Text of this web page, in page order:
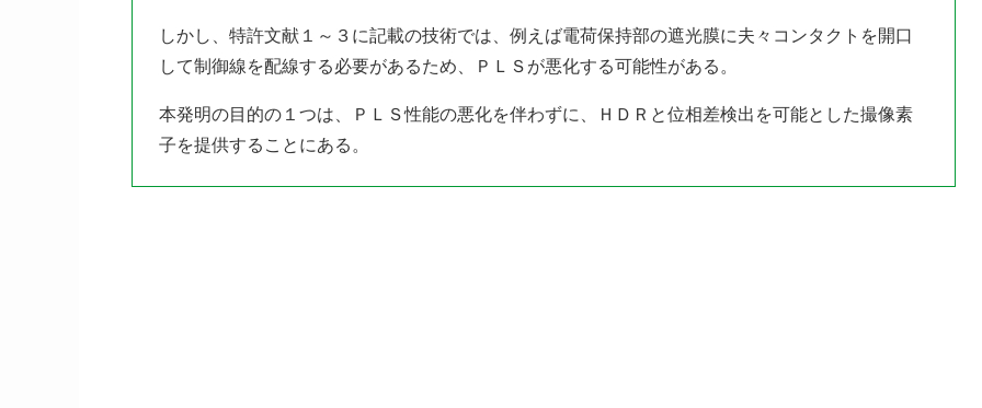
しかし、特許文献１～３に記載の技術では、例えば電荷保持部の遮光膜に夫々コンタクトを開口
して制御線を配線する必要があるため、ＰＬＳが悪化する可能性がある。
本発明の目的の１つは、ＰＬＳ性能の悪化を伴わずに、ＨＤＲと位相差検出を可能とした撮像素
子を提供することにある。